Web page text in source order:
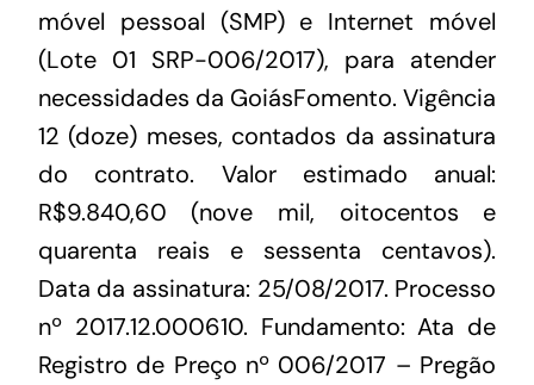
móvel pessoal (SMP) e Internet móvel
(Lote 01 SRP-006/2017), para atender
necessidades da GoiásFomento. Vigência
12 (doze) meses, contados da assinatura
do contrato. Valor estimado anual:
R$9.840,60 (nove mil, oitocentos e
quarenta reais e sessenta centavos).
Data da assinatura: 25/08/2017. Processo
nº 2017.12.000610. Fundamento: Ata de
Registro de Preço nº 006/2017 – Pregão